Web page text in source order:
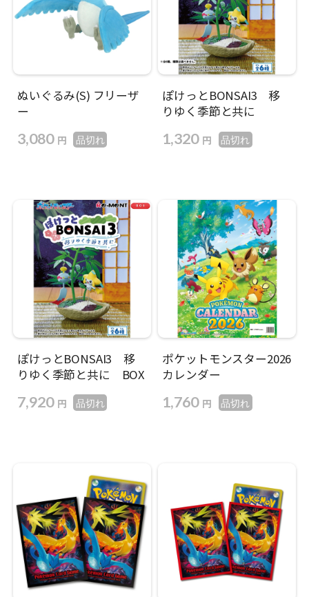
ぬいぐるみ(S) フリーザ
ー
3,080 円 品切れ
ぽけっとBONSAI3 移
りゆく季節と共に
1,320 円 品切れ
ぽけっとBONSAI3 移
りゆく季節と共に BOX
7,920 円 品切れ
ポケットモンスター2026
カレンダー
1,760 円 品切れ